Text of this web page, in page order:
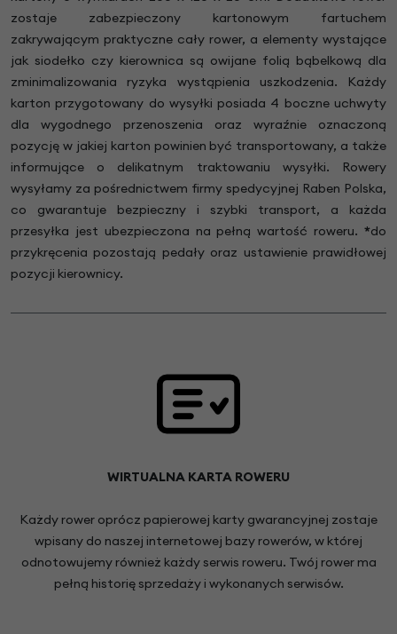
zostaje zabezpieczony kartonowym fartuchem
zakrywającym praktyczne cały rower, a elementy wystające
jak siodełko czy kierownica są owijane folią bąbelkową dla
zminimalizowania ryzyka wystąpienia uszkodzenia. Każdy
karton przygotowany do wysyłki posiada 4 boczne uchwyty
dla wygodnego przenoszenia oraz wyraźnie oznaczoną
pozycję w jakiej karton powinien być transportowany, a także
informujące o delikatnym traktowaniu wysyłki. Rowery
wysyłamy za pośrednictwem firmy spedycyjnej Raben Polska,
co gwarantuje bezpieczny i szybki transport, a każda
przesyłka jest ubezpieczona na pełną wartość roweru. *do
przykręcenia pozostają pedały oraz ustawienie prawidłowej
pozycji kierownicy.
WIRTUALNA KARTA ROWERU
Każdy rower oprócz papierowej karty gwarancyjnej zostaje
wpisany do naszej internetowej bazy rowerów, w której
odnotowujemy również każdy serwis roweru. Twój rower ma
pełną historię sprzedaży i wykonanych serwisów.